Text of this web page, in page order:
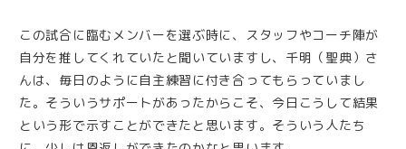
この試合に臨むメンバーを選ぶ時に、スタッフやコーチ陣が
自分を推してくれていたと聞いていますし、千明（聖典）さ
んは、毎日のように自主練習に付き合ってもらっていまし
た。そういうサポートがあったからこそ、今日こうして結果
という形で示すことができたと思います。そういう人たち